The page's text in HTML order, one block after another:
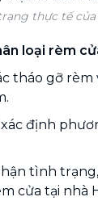
thực tế
loại rèm
tháo gỡ rèm
định
tình
cửa tại nhà